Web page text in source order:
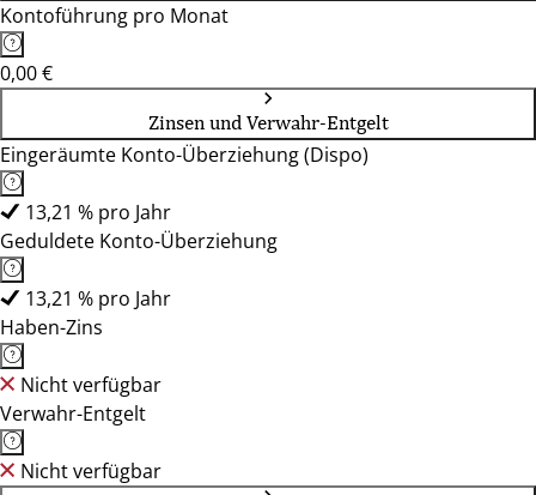
Kontoführung pro Monat
0,00 €
Zinsen und Verwahr-Entgelt
Eingeräumte Konto-Überziehung (Dispo)
13,21 % pro Jahr
Geduldete Konto-Überziehung
13,21 % pro Jahr
Haben-Zins
Nicht verfügbar
Verwahr-Entgelt
Nicht verfügbar